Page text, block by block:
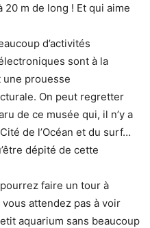
20 m de long ! Et qui aime
d’activités
sont à la
prouesse
On peut regretter
de ce musée qui, il n’y a
de l’Océan et du surf…
dépité de cette
faire un tour à
vous attendez pas à voir
aquarium sans beaucoup